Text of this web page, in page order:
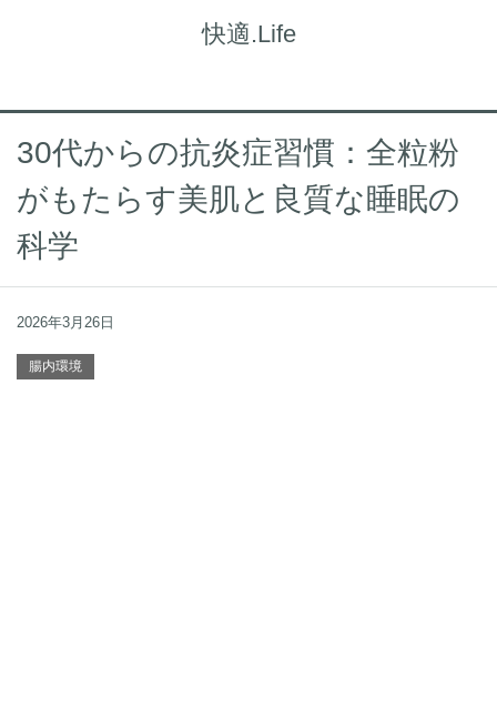
快適.Life
30代からの抗炎症習慣：全粒粉
がもたらす美肌と良質な睡眠の
科学
2026年3月26日
腸内環境